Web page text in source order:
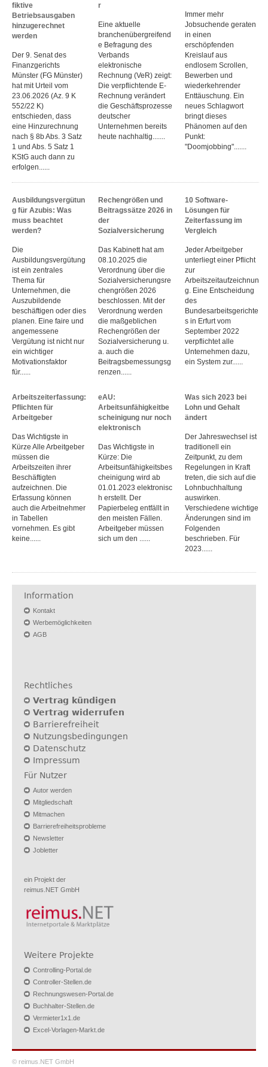
fiktive
Betriebsausgaben
hinzugerechnet
werden
Der 9. Senat des
Finanzgerichts
Münster (FG Münster)
hat mit Urteil vom
23.06.2026 (Az. 9 K
552/22 K)
entschieden, dass
eine Hinzurechnung
nach § 8b Abs. 3 Satz
1 und Abs. 5 Satz 1
KStG auch dann zu
erfolgen......
r
Eine aktuelle
branchenübergreifend
e Befragung des
Verbands
elektronische
Rechnung (VeR) zeigt:
Die verpflichtende E-
Rechnung verändert
die Geschäftsprozesse
deutscher
Unternehmen bereits
heute nachhaltig.......
Immer mehr
Jobsuchende geraten
in einen
erschöpfenden
Kreislauf aus
endlosem Scrollen,
Bewerben und
wiederkehrender
Enttäuschung. Ein
neues Schlagwort
bringt dieses
Phänomen auf den
Punkt:
"Doomjobbing".......
Ausbildungsvergütun
g für Azubis: Was
muss beachtet
werden?
Die
Ausbildungsvergütung
ist ein zentrales
Thema für
Unternehmen, die
Auszubildende
beschäftigen oder dies
planen. Eine faire und
angemessene
Vergütung ist nicht nur
ein wichtiger
Motivationsfaktor
für......
Rechengrößen und
Beitragssätze 2026 in
der
Sozialversicherung
Das Kabinett hat am
08.10.2025 die
Verordnung über die
Sozialversicherungsre
chengrößen 2026
beschlossen. Mit der
Verordnung werden
die maßgeblichen
Rechengrößen der
Sozialversicherung u.
a. auch die
Beitragsbemessungsg
renzen......
10 Software-
Lösungen für
Zeiterfassung im
Vergleich
Jeder Arbeitgeber
unterliegt einer Pflicht
zur
Arbeitszeitaufzeichnun
g. Eine Entscheidung
des
Bundesarbeitsgerichte
s in Erfurt vom
September 2022
verpflichtet alle
Unternehmen dazu,
ein System zur......
Arbeitszeiterfassung:
Pflichten für
Arbeitgeber
Das Wichtigste in
Kürze Alle Arbeitgeber
müssen die
Arbeitszeiten ihrer
Beschäftigten
aufzeichnen. Die
Erfassung können
auch die Arbeitnehmer
in Tabellen
vornehmen. Es gibt
keine......
eAU:
Arbeitsunfähigkeitbe
scheinigung nur noch
elektronisch
Das Wichtigste in
Kürze: Die
Arbeitsunfähigkeitsbes
cheinigung wird ab
01.01.2023 elektronisc
h erstellt. Der
Papierbeleg entfällt in
den meisten Fällen.
Arbeitgeber müssen
sich um den ......
Was sich 2023 bei
Lohn und Gehalt
ändert
Der Jahreswechsel ist
traditionell ein
Zeitpunkt, zu dem
Regelungen in Kraft
treten, die sich auf die
Lohnbuchhaltung
auswirken.
Verschiedene wichtige
Änderungen sind im
Folgenden
beschrieben. Für
2023......
Information
Kontakt
Werbemöglichkeiten
AGB
Rechtliches
Vertrag kündigen
Vertrag widerrufen
Barrierefreiheit
Nutzungsbedingungen
Datenschutz
Impressum
Für Nutzer
Autor werden
Mitgliedschaft
Mitmachen
Barrierefreiheitsprobleme
Newsletter
Jobletter
ein Projekt der
reimus.NET GmbH
Weitere Projekte
Controlling-Portal.de
Controller-Stellen.de
Rechnungswesen-Portal.de
Buchhalter-Stellen.de
Vermieter1x1.de
Excel-Vorlagen-Markt.de
© reimus.NET GmbH